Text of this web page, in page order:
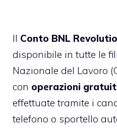
Il Conto BNL
disponibile in tutte le
Nazionale del Lavoro
con operazioni
effettuate tramite i
telefono o sportello